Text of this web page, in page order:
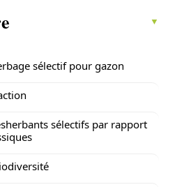
sélectif pour gazon
sélectifs par rapport